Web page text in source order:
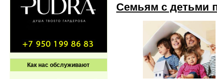
Как нас обслуживают
Семьям с детьми